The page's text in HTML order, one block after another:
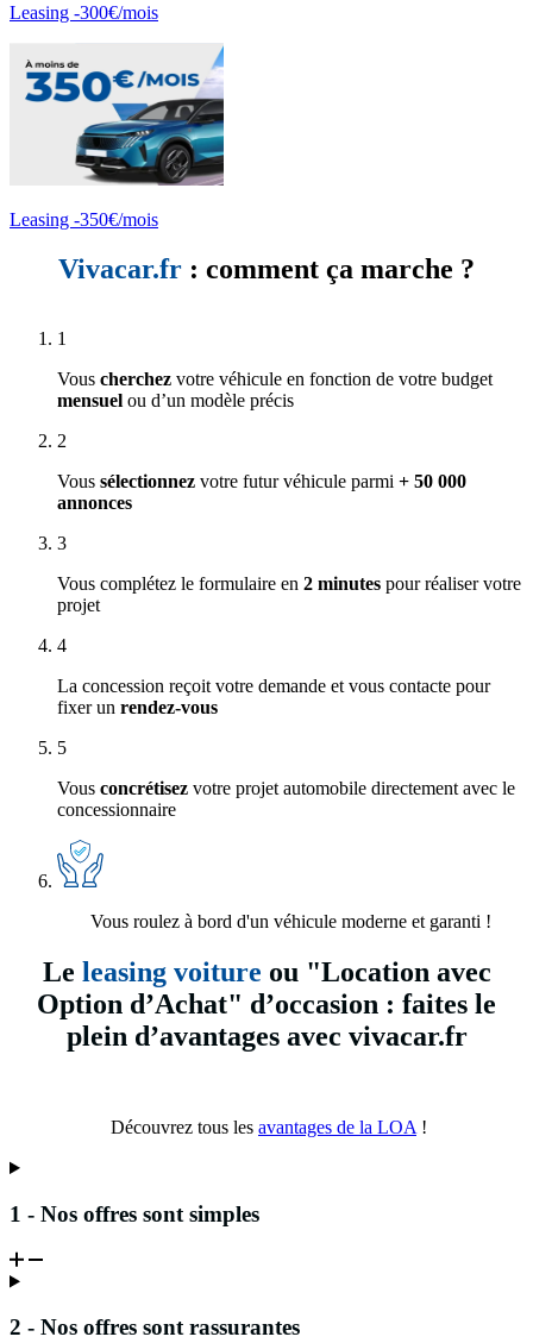
Leasing -300€/mois
Leasing -350€/mois
Vivacar.fr : comment ça marche ?
1
Vous cherchez votre véhicule en fonction de votre budget
mensuel ou d’un modèle précis
2
Vous sélectionnez votre futur véhicule parmi + 50 000
annonces
3
Vous complétez le formulaire en 2 minutes pour réaliser votre
projet
4
La concession reçoit votre demande et vous contacte pour
fixer un rendez-vous
5
Vous concrétisez votre projet automobile directement avec le
concessionnaire
Vous roulez à bord d'un véhicule moderne et garanti !
Le leasing voiture ou "Location avec
Option d’Achat" d’occasion : faites le
plein d’avantages avec vivacar.fr
Découvrez tous les avantages de la LOA !
1 - Nos offres sont simples
2 - Nos offres sont rassurantes